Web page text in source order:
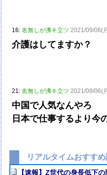
16:名無しが沸キ立ツ 2021/09/06(
介護はしてますか？
21:名無しが沸キ立ツ 2021/09/06(
中国で人気なんやろ
日本で仕事するより今
リアルタイムおすす
【速報】Z世代の身長低下